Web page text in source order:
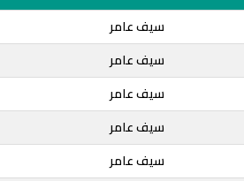
سيف عامر
سيف عامر
سيف عامر
سيف عامر
سيف عامر